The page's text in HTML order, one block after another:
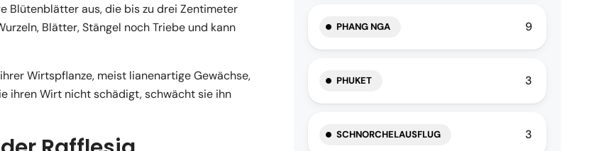
Blütenblätter aus, die bis zu drei Zentimeter
Blätter, Stängel noch Triebe und kann
Wirtspflanze, meist lianenartige Gewächse,
ihren Wirt nicht schädigt, schwächt sie ihn
PHANG NGA 9
PHUKET 3
SCHNORCHELAUSFLUG 3